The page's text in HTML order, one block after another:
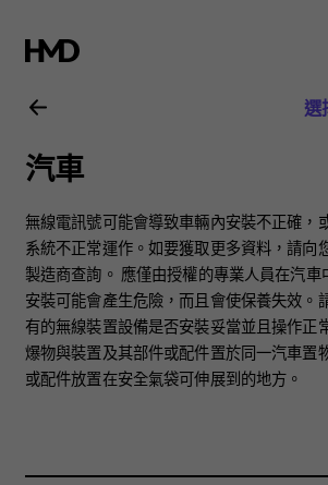
Nokia
3.2
用
戶
指
南
選
汽車
無線電訊號可能會導致車輛內安裝不正確，
系統不正常運作。如要獲取更多資料，請向
製造商查詢。 應僅由授權的專業人員在汽
安裝可能會產生危險，而且會使保養失效。
有的無線裝置設備是否安裝妥當並且操作正
爆物與裝置及其部件或配件置於同一汽車置
或配件放置在安全氣袋可伸展到的地方。